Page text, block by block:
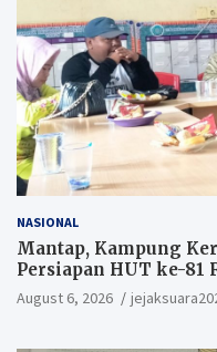
NASIONAL
Mantap, Kampung
Persiapan HUT ke-81
Berkesempatan Raih
August 6, 2026